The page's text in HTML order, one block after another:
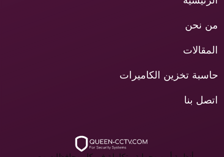
من نحن
المقالات
حاسبة تخزين الكاميرات
اتصل بنا